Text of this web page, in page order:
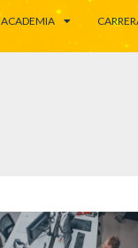
ACADEMIA